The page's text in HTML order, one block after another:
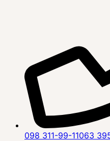
098 311-99-11063